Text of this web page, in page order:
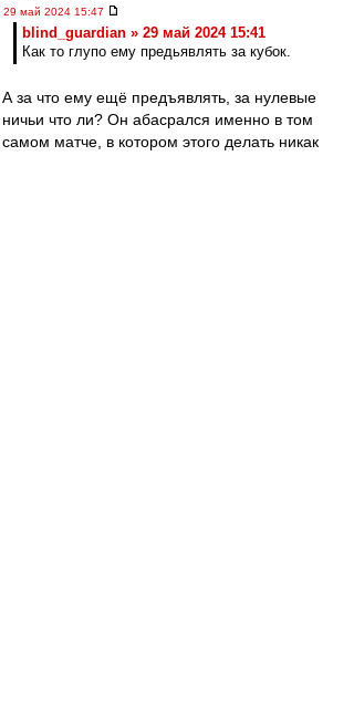
29 май 2024 15:47
blind_guardian » 29 май 2024 15:41
Как то глупо ему предьявлять за кубок.
А за что ему ещё предъявлять, за нулевые
ничьи что ли? Он абасрался именно в том
самом матче, в котором этого делать никак